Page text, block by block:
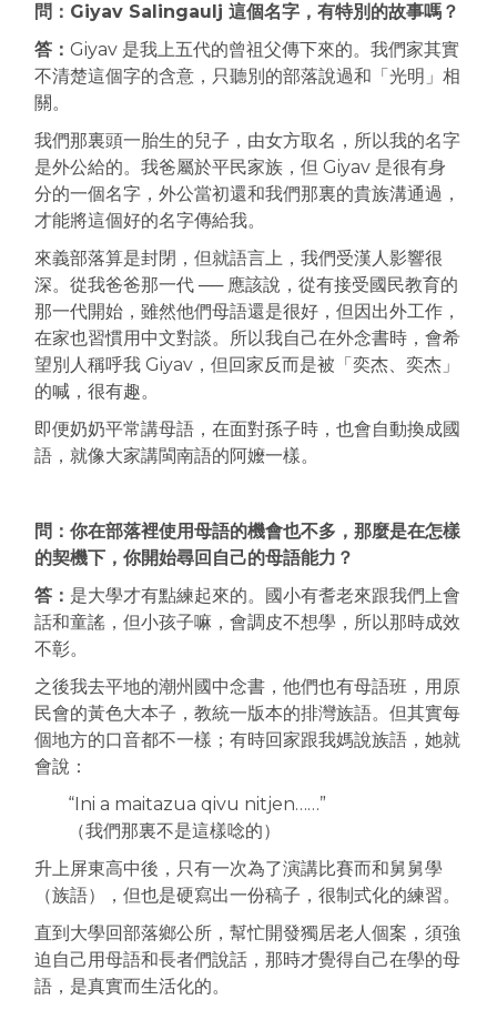
問：Giyav Salingaulj這個名字，有特別的故事嗎？
答： Giyav 是我上五代的曾祖父傳下來的。我們家其實
不清楚這個字的含意，只聽別的部落說過和「光明」相
關。
我們那裏頭一胎生的兒子，由女方取名，所以我的名字
是外公給的。我爸屬於平民家族，但 Giyav 是很有身
分的一個名字，外公當初還和我們那裏的貴族溝通過，
才能將這個好的名字傳給我。
來義部落算是封閉，但就語言上，我們受漢人影響很
深。從我爸爸那一代 ── 應該說，從有接受國民教育的
那一代開始，雖然他們母語還是很好，但因出外工作，
在家也習慣用中文對談。所以我自己在外念書時，會希
望別人稱呼我 Giyav，但回家反而是被「奕杰、奕杰」
的喊，很有趣。
即便奶奶平常講母語，在面對孫子時，也會自動換成國
語，就像大家講閩南語的阿嬤一樣。
問：你在部落裡使用母語的機會也不多，那麼是在怎樣
的契機下，你開始尋回自己的母語能力？
答： 是大學才有點練起來的。國小有耆老來跟我們上會
話和童謠，但小孩子嘛，會調皮不想學，所以那時成效
不彰。
之後我去平地的潮州國中念書，他們也有母語班，用原
民會的黃色大本子，教統一版本的排灣族語。但其實每
個地方的口音都不一樣；有時回家跟我媽說族語，她就
會說：
“Ini a maitazua qivu nitjen……”
（我們那裏不是這樣唸的）
升上屏東高中後，只有一次為了演講比賽而和舅舅學
（族語），但也是硬寫出一份稿子，很制式化的練習。
直到大學回部落鄉公所，幫忙開發獨居老人個案，須強
迫自己用母語和長者們說話，那時才覺得自己在學的母
語，是真實而生活化的。